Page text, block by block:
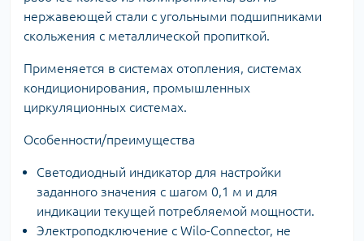
нержавеющей стали с угольными подшипниками
скольжения с металлической пропиткой.
Применяется в системах отопления, системах
кондиционирования, промышленных
циркуляционных системах.
Особенности/преимущества
Светодиодный индикатор для настройки
заданного значения с шагом 0,1 м и для
индикации текущей потребляемой мощности.
Электроподключение с Wilo-Connector, не